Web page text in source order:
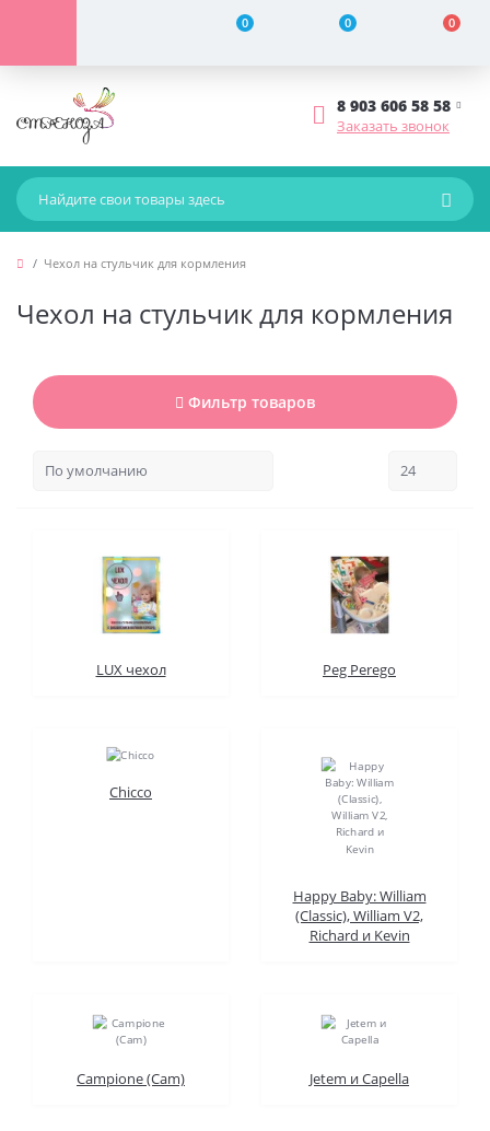
0 0 0
8 903 606 58 58
Заказать звонок
Чехол на стульчик для кормления
Чехол на стульчик для кормления
Фильтр товаров
LUX чехол Peg Perego
Chicco
Happy Baby: William
(Classic), William V2,
Richard и Kevin
Campione (Cam) Jetem и Capella